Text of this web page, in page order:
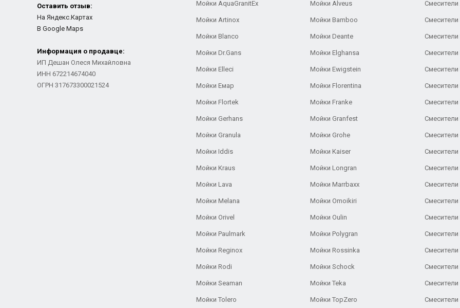
Оставить отзыв:
На Яндекс.Картах
В Google Maps
Информация о продавце:
ИП Дешан Олеся Михайловна
ИНН 672214674040
ОГРН 317673300021524
Мойки AquaGranitEx Мойки Alveus
Мойки Artinox Мойки Bamboo
Мойки Blanco Мойки Deante
Мойки Dr.Gans Мойки Elghansa
Мойки Elleci Мойки Ewigstein
Мойки Емар Мойки Florentina
Мойки Flortek Мойки Franke
Мойки Gerhans Мойки Granfest
Мойки Granula Мойки Grohe
Мойки Iddis Мойки Kaiser
Мойки Kraus Мойки Longran
Мойки Lava Мойки Marrbaxx
Мойки Melana Мойки Omoikiri
Мойки Orivel Мойки Oulin
Мойки Paulmark Мойки Polygran
Мойки Reginox Мойки Rossinka
Мойки Rodi Мойки Schock
Мойки Seaman Мойки Teka
Мойки Tolero Мойки TopZero
Смесители
Смесители
Смесители
Смесители
Смесители
Смесители
Смесители
Смесители
Смесители
Смесители
Смесители
Смесители
Смесители
Смесители
Смесители
Смесители
Смесители
Смесители